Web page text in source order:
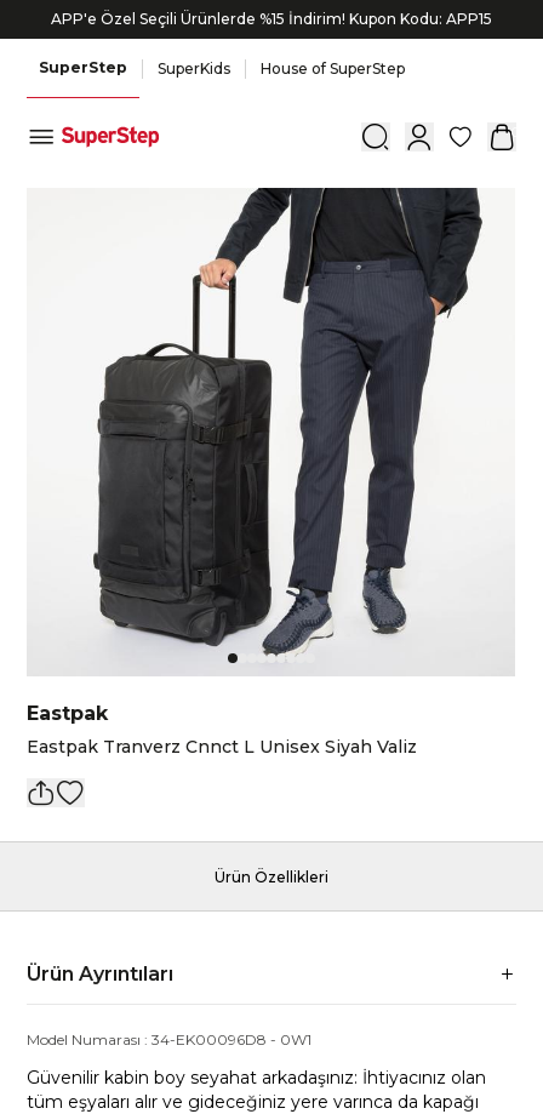
APP'e Özel Seçili Ürünlerde %15 İndirim! Kupon Kodu: APP15
SuperStep SuperKids House of SuperStep
0
Eastpak
Eastpak Tranverz Cnnct L Unisex Siyah Valiz
Ürün Özellikleri
Ürün Ayrıntıları
Model Numarası :34-EK00096D8 - 0W1
Güvenilir kabin boy seyahat arkadaşınız: İhtiyacınız olan
tüm eşyaları alır ve gideceğiniz yere varınca da kapağı